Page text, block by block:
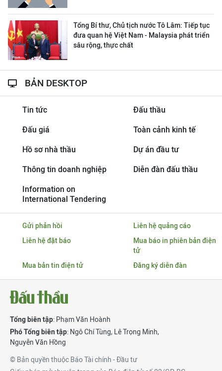
Tổng Bí thư, Chủ tịch nước Tô Lâm: Tiếp tục
đưa quan hệ Việt Nam - Malaysia phát triển
sâu rộng, thực chất
BẢN DESKTOP
Tin tức Đấu thầu
Đấu giá Toàn cảnh kinh tế
Hồ sơ nhà thầu Dự án đầu tư
Thông tin doanh nghiệp Diễn đàn đấu thầu
Information on
International Tendering
Gửi phản hồi
Liên hệ quảng cáo
Liên hệ đặt báo
Mua báo in phiên bản điện
tử
Mua bản tin điện tử
Đăng ký diễn đàn
Tổng biên tập: Phạm Văn Hoành
Phó Tổng biên tập: Ngô Chí Tùng, Lê Trọng Minh,
Nguyễn Văn Hồng
© Bản quyền thuộc Báo Tài chính - Đầu tư